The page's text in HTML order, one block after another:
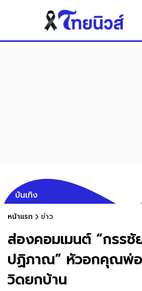
บันเทิง
หน้าแรก ข่าว
ส่องคอมเมนต์ “กรร
ปฏิภาณ” หัวอกคุณพ่
วิดยกบ้าน